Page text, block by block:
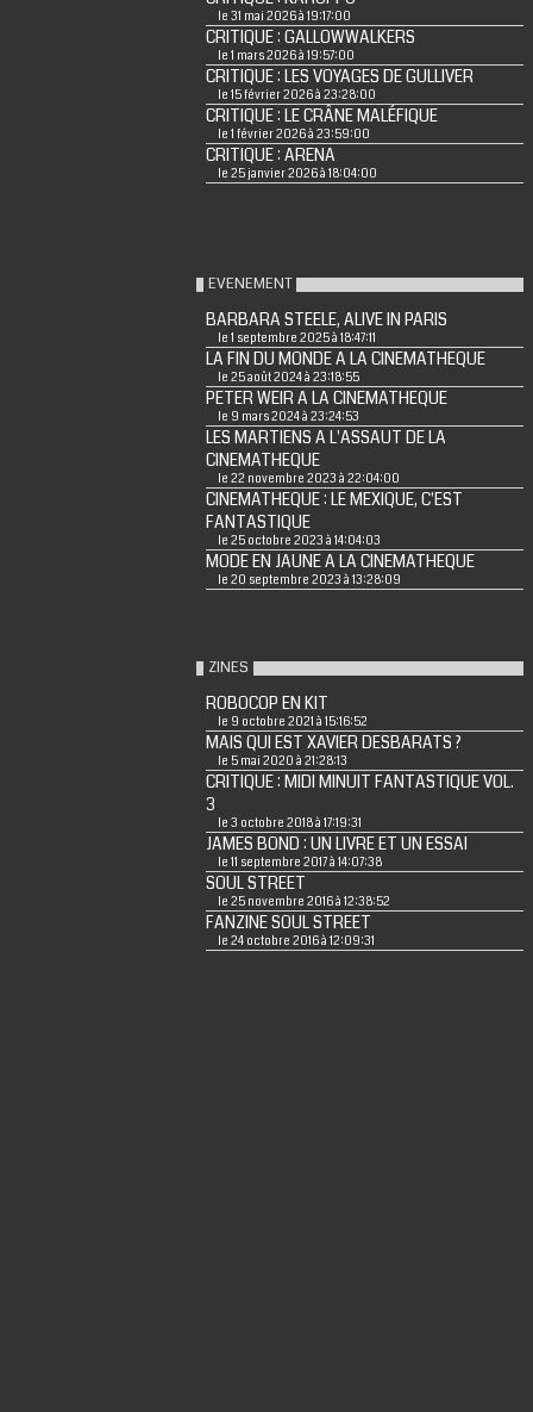
le 31 mai 2026 à 19:17:00
CRITIQUE : GALLOWWALKERS
le 1 mars 2026 à 19:57:00
CRITIQUE : LES VOYAGES DE GULLIVER
le 15 février 2026 à 23:28:00
CRITIQUE : LE CRÂNE MALÉFIQUE
le 1 février 2026 à 23:59:00
CRITIQUE : ARENA
le 25 janvier 2026 à 18:04:00
EVENEMENT
BARBARA STEELE, ALIVE IN PARIS
le 1 septembre 2025 à 18:47:11
LA FIN DU MONDE A LA CINEMATHEQUE
le 25 août 2024 à 23:18:55
PETER WEIR A LA CINEMATHEQUE
le 9 mars 2024 à 23:24:53
LES MARTIENS A L'ASSAUT DE LA
CINEMATHEQUE
le 22 novembre 2023 à 22:04:00
CINEMATHEQUE : LE MEXIQUE, C'EST
FANTASTIQUE
le 25 octobre 2023 à 14:04:03
MODE EN JAUNE A LA CINEMATHEQUE
le 20 septembre 2023 à 13:28:09
ZINES
ROBOCOP EN KIT
le 9 octobre 2021 à 15:16:52
MAIS QUI EST XAVIER DESBARATS ?
le 5 mai 2020 à 21:28:13
CRITIQUE : MIDI MINUIT FANTASTIQUE VOL.
3
le 3 octobre 2018 à 17:19:31
JAMES BOND : UN LIVRE ET UN ESSAI
le 11 septembre 2017 à 14:07:38
SOUL STREET
le 25 novembre 2016 à 12:38:52
FANZINE SOUL STREET
le 24 octobre 2016 à 12:09:31